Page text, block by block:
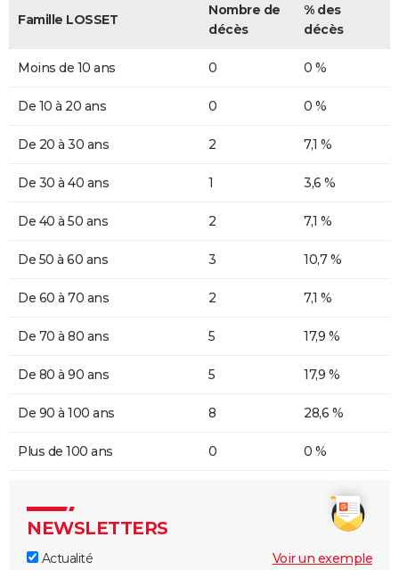
Famille LOSSET
Nombre de
décès
% des
décès
Moins de 10 ans 0 0 %
De 10 à 20 ans 0 0 %
De 20 à 30 ans 2 7,1 %
De 30 à 40 ans 1 3,6 %
De 40 à 50 ans 2 7,1 %
De 50 à 60 ans 3 10,7 %
De 60 à 70 ans 2 7,1 %
De 70 à 80 ans 5 17,9 %
De 80 à 90 ans 5 17,9 %
De 90 à 100 ans 8 28,6 %
Plus de 100 ans 0 0 %
NEWSLETTERS
Actualité
Voir un exemple